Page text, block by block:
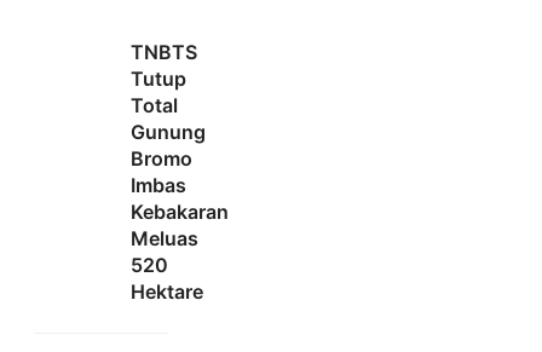
TNBTS
Tutup
Total
Gunung
Bromo
Imbas
Kebakaran
Meluas
520
Hektare